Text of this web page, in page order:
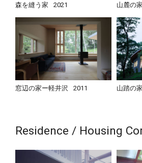
森を縫う家 2021 山麓の
窓辺の家ー軽井沢 2011 山踏の家
Residence / Housing